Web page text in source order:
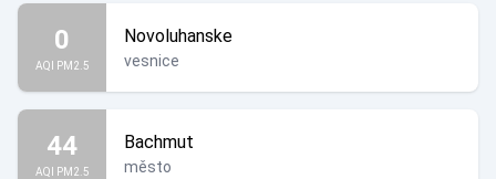
0
AQI PM2.5
Novoluhanske
vesnice
44
AQI PM2.5
Bachmut
město